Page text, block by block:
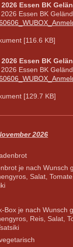
2026 Essen BK
Essen BK
[116.6 KB]
2026 Essen BK
Essen BK
[129.7 KB]
2026
je nach Wunsch
Salat,
Box je nach Wunsch
Reis, Salat,